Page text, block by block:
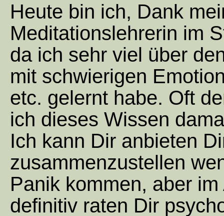
Heute bin ich, Dank
Meditationslehrerin im
da ich sehr viel über
mit schwierigen
etc. gelernt habe. Oft
ich dieses Wissen
Ich kann Dir anbieten
zusammenzustellen
Panik kommen, aber
definitiv raten Dir